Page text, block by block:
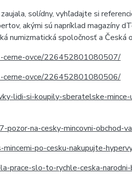
solídny, vyhľadajte si
akými sú napríklad magazíny
numizmatická spoločnosť a Česká
cerne-ovce/226452801080507/
cerne-ovce/226452801080506/
lidi-si-koupily-sberatelske-mince-
na-cesky-mincovni-obchod-
po-cesku-nakupujte-
prace-slo-to-rychle-ceska-narodni-